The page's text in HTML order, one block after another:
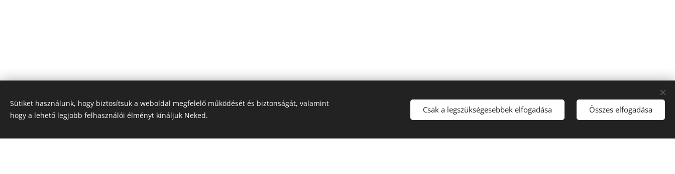
Sütiket használunk, hogy biztosítsuk a weboldal megfelelő működését és biztonságát, valamint
hogy a lehető legjobb felhasználói élményt kínáljuk Neked.
Csak a legszükségesebbek elfogadása Összes elfogadása